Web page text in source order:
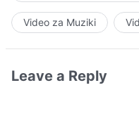
Video za Muziki
Leave a Reply